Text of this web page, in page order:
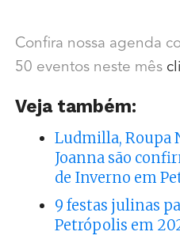
Confira nossa agenda
50 eventos neste mês
Veja também:
Ludmilla, Roupa
Joanna são
de Inverno em
9 festas julinas
Petrópolis em